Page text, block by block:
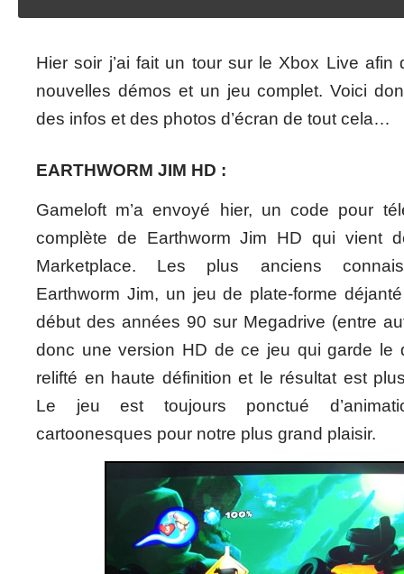
Hier soir j’ai fait un tour sur le Xbox Live afin
nouvelles démos et un jeu complet. Voici
des infos et des photos d’écran de tout cela…
EARTHWORM JIM HD :
Gameloft m’a envoyé hier, un code pour
complète de Earthworm Jim HD qui vient
Marketplace. Les plus anciens
Earthworm Jim, un jeu de plate-forme
début des années 90 sur Megadrive (entre
donc une version HD de ce jeu qui garde le
relifté en haute définition et le résultat est
Le jeu est toujours ponctué
cartoonesques pour notre plus grand plaisir.